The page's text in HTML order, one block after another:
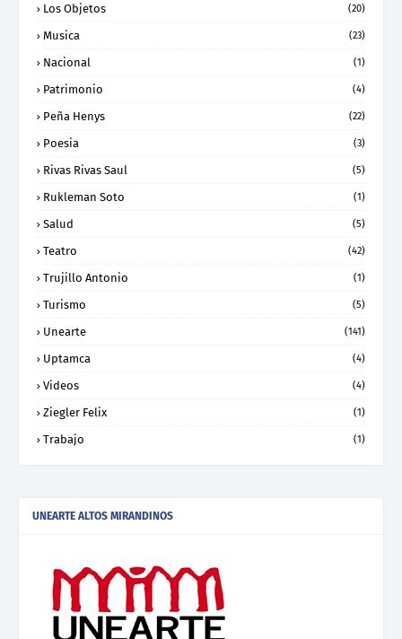
Los Objetos (20)
Musica (23)
Nacional (1)
Patrimonio (4)
Peña Henys (22)
Poesia (3)
Rivas Rivas Saul (5)
Rukleman Soto (1)
Salud (5)
Teatro (42)
Trujillo Antonio (1)
Turismo (5)
Unearte (141)
Uptamca (4)
Videos (4)
Ziegler Felix (1)
Trabajo (1)
UNEARTE ALTOS MIRANDINOS